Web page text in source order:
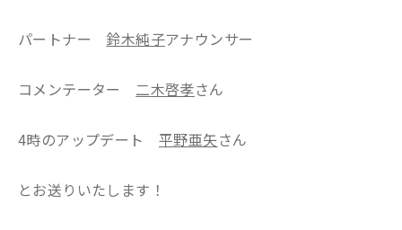
パートナー 鈴木純子アナウンサー
コメンテーター 二木啓孝さん
4時のアップデート 平野亜矢さん
とお送りいたします！